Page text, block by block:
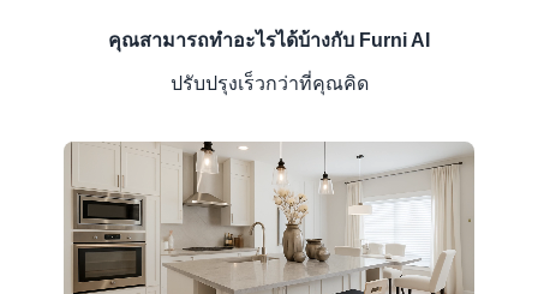
คุณสามารถทำอะไรได้บ้างกับ Furni AI
ปรับปรุงเร็วกว่าที่คุณคิด